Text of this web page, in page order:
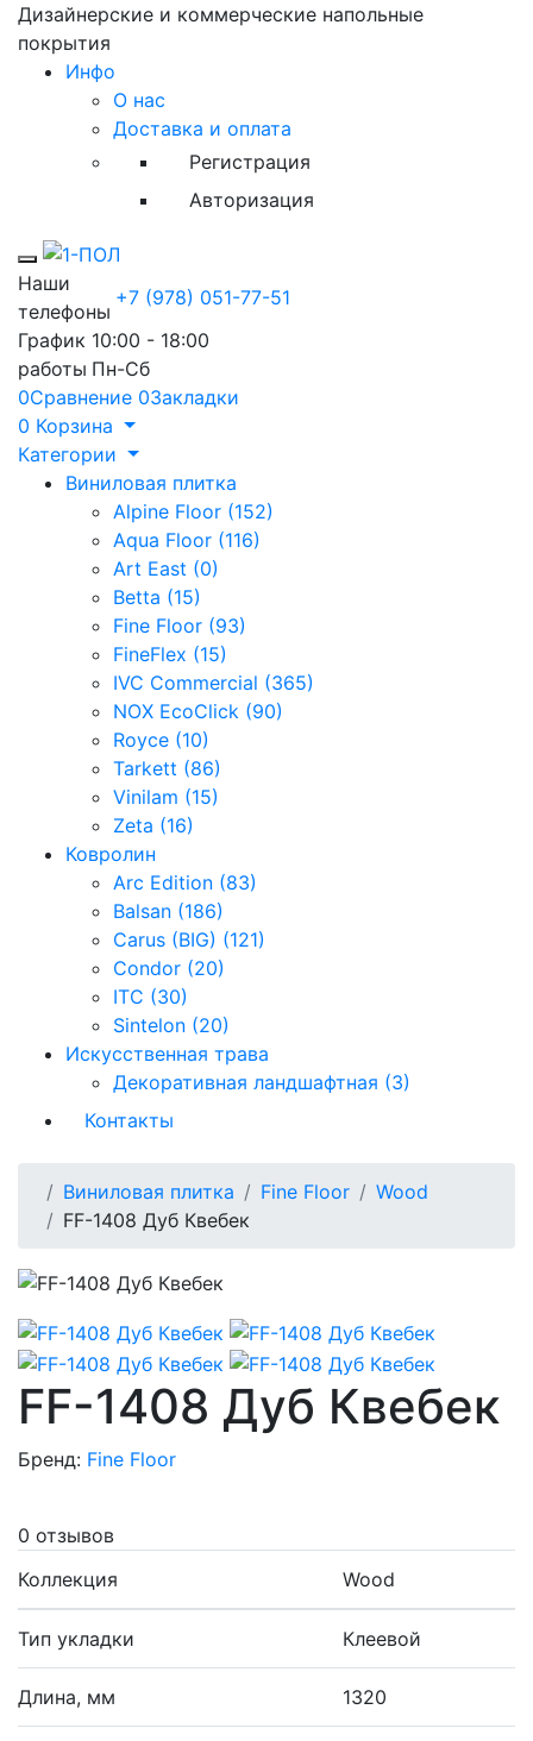
Дизайнерские и коммерческие напольные
покрытия
Инфо
О нас
Доставка и оплата
Регистрация
Авторизация
Toggle mobile menu
Наши
телефоны
+7 (978) 051-77-51
График
работы
10:00 - 18:00
Пн-Сб
0Сравнение 0Закладки
0 Корзина
Категории
Виниловая плитка
Alpine Floor (152)
Aqua Floor (116)
Art East (0)
Betta (15)
Fine Floor (93)
FineFlex (15)
IVC Commercial (365)
NOX EcoClick (90)
Royce (10)
Tarkett (86)
Vinilam (15)
Zeta (16)
Ковролин
Arc Edition (83)
Balsan (186)
Carus (BIG) (121)
Condor (20)
ITC (30)
Sintelon (20)
Искусственная трава
Декоративная ландшафтная (3)
Контакты
Виниловая плитка Fine Floor
Wood
FF-1408 Дуб Квебек
FF-1408 Дуб Квебек
Бренд: Fine Floor
0 отзывов
Коллекция
Wood
Тип укладки Клеевой
Длина, мм 1320